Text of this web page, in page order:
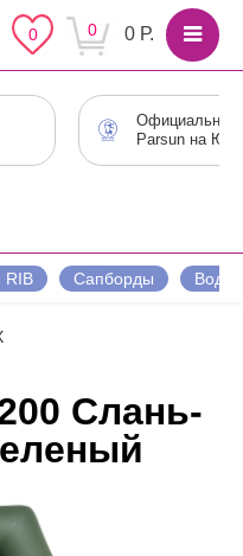
0 Р.
0
0
Официальный
Parsun на
RIB Сапборды
Слань-